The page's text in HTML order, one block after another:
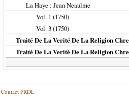
La Haye : Jean Neaulme
Vol. 1 (1750)
Vol. 3 (1750)
Traité De La Verité De La Religion
Traité De La Verité De La Religion
Contact PRDL